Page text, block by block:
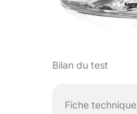
Bilan du test
Fiche technique